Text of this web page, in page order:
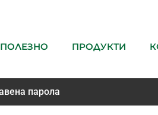
ПРОДУКТИ
парола